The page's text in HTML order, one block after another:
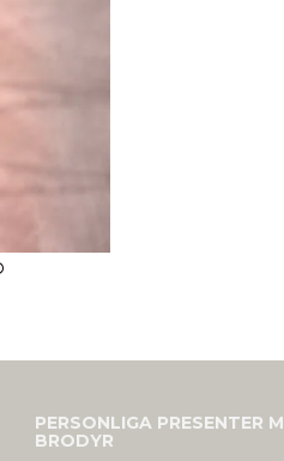
PERSONLIGA PRESENTER
BRODYR